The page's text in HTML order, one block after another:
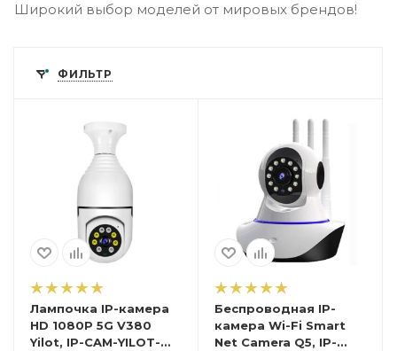
Широкий выбор моделей от мировых брендов!
ФИЛЬТР
Лампочка IP-камера
HD 1080P 5G V380
Yilot, IP-CAM-YILOT-
Беспроводная IP-
камера Wi-Fi Smart
Net Camera Q5, IP-